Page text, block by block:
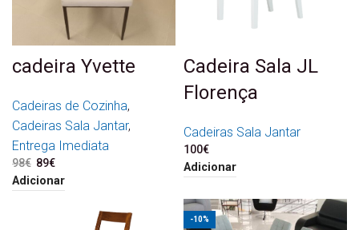
cadeira Yvette
Cadeiras de Cozinha,
Cadeiras Sala Jantar,
Entrega Imediata
98€ O preço original era: 98€.
89€
Adicionar
Cadeira Sala JL
Florença
Cadeiras Sala Jantar
100€
Adicionar
-10%